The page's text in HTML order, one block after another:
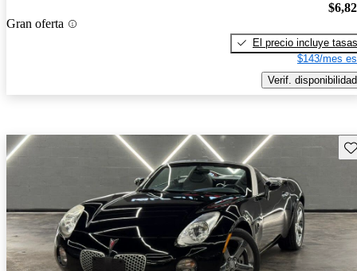
Gran oferta
El precio incluye tasas
$143/mes
Verif. disponibilidad